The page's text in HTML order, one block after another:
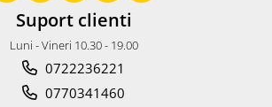
Suport clienti
Luni - Vineri 10.30 - 19.00
0722236221
0770341460